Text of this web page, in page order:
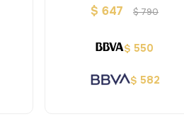
Razas De Perros
$ 647 $790
$ 550
$ 582